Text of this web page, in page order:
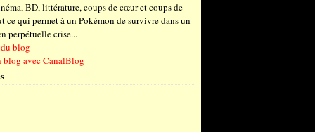
BD, littérature, coups de cœur et coups de
ce qui permet à un Pokémon de survivre dans un
perpétuelle crise...
blog
blog avec CanalBlog